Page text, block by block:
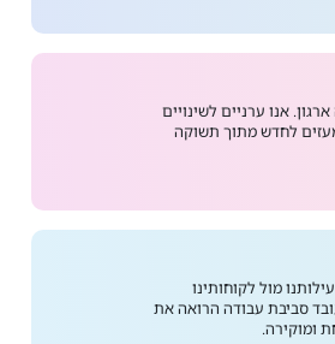
אנו ערניים לשינויים
לחדש מתוך תשוקה
מול לקוחותינו
סביבת עבודה הרואה את
ומוקירה.